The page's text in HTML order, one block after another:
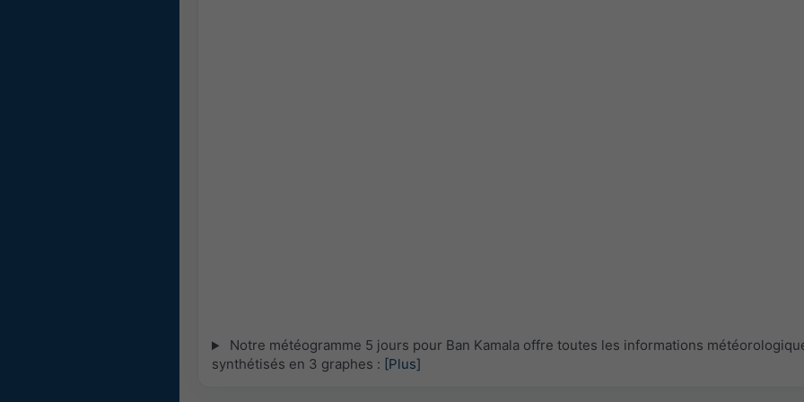
Notre météogramme 5 jours pour Ban Kamala offre toutes les informations
synthétisés en 3 graphes : [Plus]